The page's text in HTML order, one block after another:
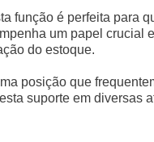
função é perfeita para
um papel crucial
do estoque.
posição que
suporte em diversas